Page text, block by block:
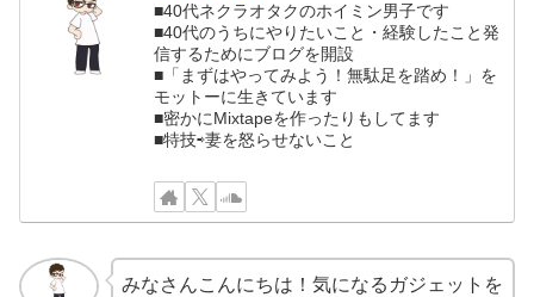
■40代ネクラオタクのホイミン男子です
■40代のうちにやりたいこと・経験したこと発
信するためにブログを開設
■「まずはやってみよう！無駄足を踏め！」を
モットーに生きています
■密かにMixtapeを作ったりもしてます
■特技⇨妻を怒らせないこと
みなさんこんにちは！気になるガジェットを